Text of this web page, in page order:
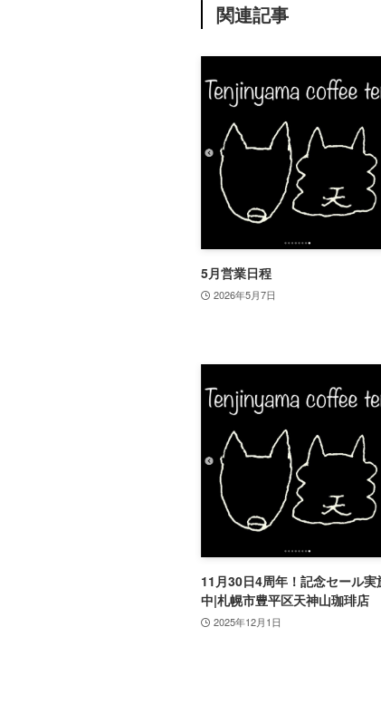
関連記事
5月営業日程
2026年5月7日
11月30日4周年！記念セール実
中|札幌市豊平区天神山珈琲店
2025年12月1日